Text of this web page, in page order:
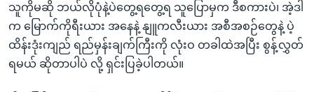
သူကိုမဆို ဘယ်လိုပုံနဲ့ပဲတွေ့ရတွေ့ရ သူပြောမှက ဒီစကားပဲ၊ အဲ့ဒါ
က မြောက်ကိုရီးယား အနေနဲ့ နျူကလီးယား အစီအစဉ်တွေနဲ့ ပဲ့
ထိန်းဒုံးကျည် ရည်မှန်းချက်ကြီးကို လုံးဝ တခါထဲအပြီး စွန့်လွှတ်
ရမယ် ဆိုတာပါပဲ လို့ ရှင်းပြခဲ့ပါတယ်။